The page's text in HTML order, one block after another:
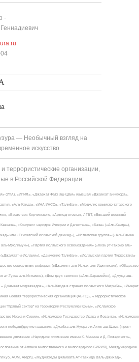
-
— Необычный взгляд на
искусство
террористические организации,
в Российской Федерации:
(УПА), «ИГИЛ», «Джабхат Фатх аш-Шам» (бывшая «Джабхат ан-Нусра»,
«Аль-Каида», «УНА-УНСО», «Талибан», «Меджлис крымско-татарского
«Братство» Корчинского, «Артподготовка», ЛГБТ, «Высший военный
«Конгресс народов Ичкерии и Дагестана», «База» («Аль-Каида»),
или «Египетский исламский джихад»), «Исламская группа» («Аль-Гамаа
Муслимун»), «Партия исламского освобождения» («Хизб ут-Тахрир аль-
и-Ислами»), «Движение Талибан», «Исламская партия Туркестана»
социальных реформ» («Джамият аль-Ислах аль-Иджтимаи»), «Общество
ат-Тураз аль-Ислами»), «Дом двух святых» («Аль-Харамейн»), «Джунд аш-
Джамаат моджахедов», «Аль-Каида в странах исламского Магриба», «Имарат
боевая террористическая организация (АБТО)», «Террористическое
"Правый сектор" на территории Республики Крым», «Исламское
Ирака и Сирии», «Исламское Государство Ирака и Леванта», «Исламское
победы)(другие названия: «Джабха аль-Нусра ли-Ахль аш-Шам» (Фронт
движение «Народное ополчение имени К. Минина и Д. Пожарского»,
от Аллаха милоственного и милосердного СИРИЯ), Международное
AUM, Aleph), «Муджахеды джамаата Ат-Тавхида Валь-Джихад»,